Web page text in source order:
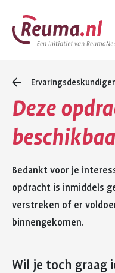
Spring
naar
hoofdinhoud
Spring
naar
footer
Deze
Bedankt voor je
opdracht is inmiddels
verstreken of er
binnengekomen.
Wil je toch graag